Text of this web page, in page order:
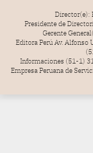
Director(e):
Presidente de
Gerente
Editora Perú Av. Alfonso
Informaciones (51-1)
Empresa Peruana de